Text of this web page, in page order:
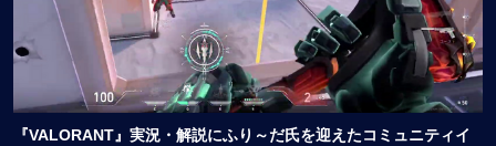
『VALORANT』実況・解説にふり～だ氏を迎えたコミュニティイ